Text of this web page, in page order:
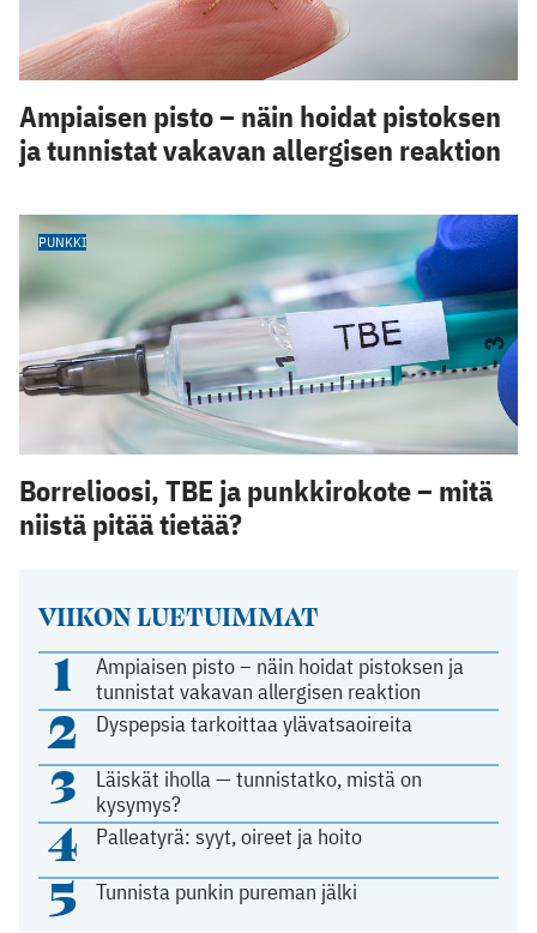
VIIKON LUETUIMMAT
1
Ampiaisen pisto – näin hoidat pistoksen ja
tunnistat vakavan allergisen reaktion
2 Dyspepsia tarkoittaa ylävatsaoireita
3
Läiskät iholla — tunnistatko, mistä on
kysymys?
4 Palleatyrä: syyt, oireet ja hoito
5 Tunnista punkin pureman jälki
Ampiaisen pisto – näin hoidat pistoksen
ja tunnistat vakavan allergisen reaktion
PUNKKI
Borrelioosi, TBE ja punkkirokote – mitä
niistä pitää tietää?